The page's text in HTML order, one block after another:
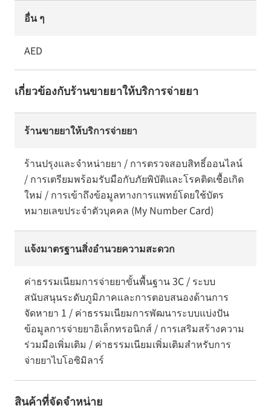
อื่น ๆ
AED
เกี่ยวข้องกับร้านขายยาให้บริการจ่ายยา
ร้านขายยาให้บริการจ่ายยา
ร้านปรุงและจำหน่ายยา / การตรวจสอบสิทธิ์ออนไลน์
/ การเตรียมพร้อมรับมือกับภัยพิบัติและโรคติดเชื้อเกิด
ใหม่ / การเข้าถึงข้อมูลทางการแพทย์โดยใช้บัตร
หมายเลขประจำตัวบุคคล (My Number Card)
แจ้งมาตรฐานสิ่งอำนวยความสะดวก
ค่าธรรมเนียมการจ่ายยาขั้นพื้นฐาน 3C / ระบบ
สนับสนุนระดับภูมิภาคและการตอบสนองด้านการ
จัดหายา 1 / ค่าธรรมเนียมการพัฒนาระบบแบ่งปัน
ข้อมูลการจ่ายยาอิเล็กทรอนิกส์ / การเสริมสร้างความ
ร่วมมือเพิ่มเติม / ค่าธรรมเนียมเพิ่มเติมสำหรับการ
จ่ายยาไบโอซิมิลาร์
สินค้าที่จัดจำหน่าย